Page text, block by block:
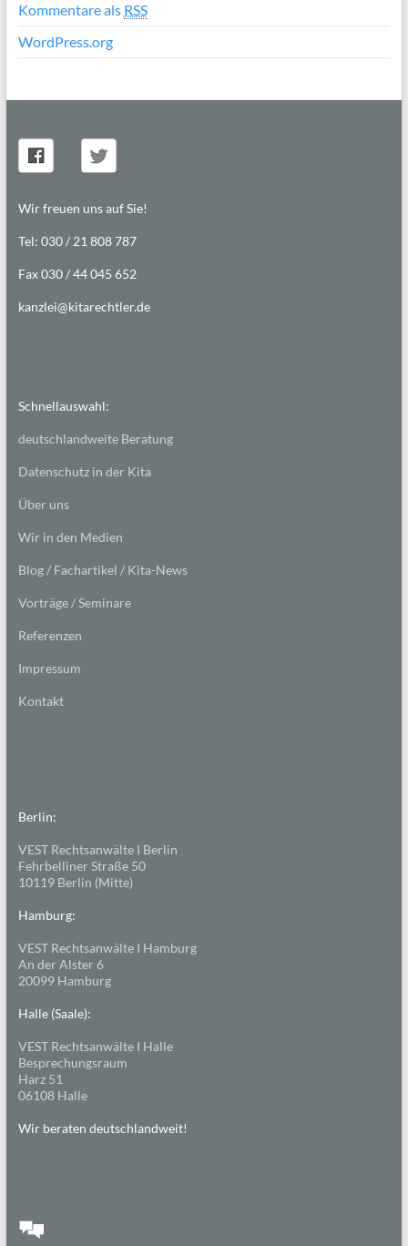
Kommentare als RSS
WordPress.org
Wir freuen uns auf Sie!
Tel: 030 / 21 808 787
Fax 030 / 44 045 652
kanzlei@kitarechtler.de
Schnellauswahl:
deutschlandweite Beratung
Datenschutz in der Kita
Über uns
Wir in den Medien
Blog / Fachartikel / Kita-News
Vorträge / Seminare
Referenzen
Impressum
Kontakt
Berlin:
VEST Rechtsanwälte I Berlin
Fehrbelliner Straße 50
10119 Berlin (Mitte)
Hamburg:
VEST Rechtsanwälte I Hamburg
An der Alster 6
20099 Hamburg
Halle (Saale):
VEST Rechtsanwälte I Halle
Besprechungsraum
Harz 51
06108 Halle
Wir beraten deutschlandweit!